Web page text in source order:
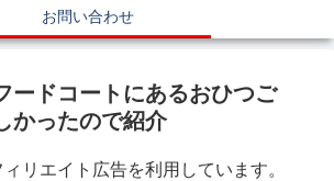
お問い合わせ
ードコートにあるおひつご
かったので紹介
リエイト広告を利用しています。